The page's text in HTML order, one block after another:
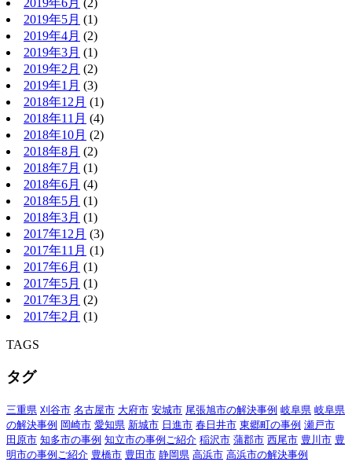
2019年6月 (2)
2019年5月 (1)
2019年4月 (2)
2019年3月 (1)
2019年2月 (2)
2019年1月 (3)
2018年12月 (1)
2018年11月 (4)
2018年10月 (2)
2018年8月 (2)
2018年7月 (1)
2018年6月 (4)
2018年5月 (1)
2018年3月 (1)
2017年12月 (3)
2017年11月 (1)
2017年6月 (1)
2017年5月 (1)
2017年3月 (2)
2017年2月 (1)
TAGS
タグ
三重県 刈谷市 名古屋市 大府市 安城市 尾張旭市の解決事例 岐阜県 岐阜県
の解決事例 岡崎市 愛知県 新城市 日進市 春日井市 東郷町の事例 瀬戸市
田原市 知多市の事例 知立市の事例ご紹介 稲沢市 蒲郡市 西尾市 豊川市 豊
明市の事例ご紹介 豊橋市 豊田市 静岡県 高浜市 高浜市の解決事例